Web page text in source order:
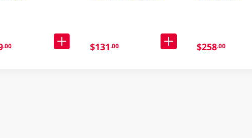
.00 $131.00 $258.00